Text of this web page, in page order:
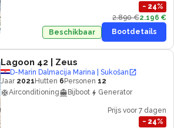
− 24%
2.890 €2.196 €
Beschikbaar
Bootdetails
Lagoon 42 | Zeus
D-Marin Dalmacija Marina | Sukošan
Jaar 2021 Hutten 6 Personen 12
Airconditioning
Bijboot Generator
Prijs voor 7 dagen
− 24%